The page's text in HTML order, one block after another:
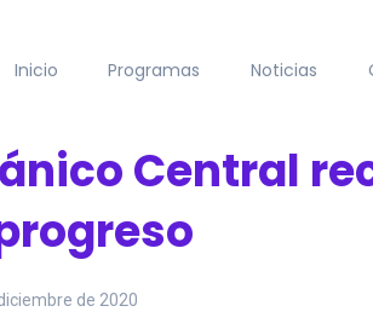
Inicio Programas Noticias
Central
de 2020